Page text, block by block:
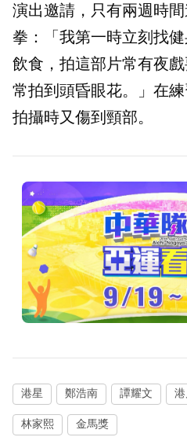
演出邀請，只有兩週時
拳：「我第一時立刻找
飲食，拍這部片常有夜
常拍到頭昏眼花。」在
拍攝時又傷到頸部。
港星 鄭浩南 譚耀文
林家熙 金馬獎